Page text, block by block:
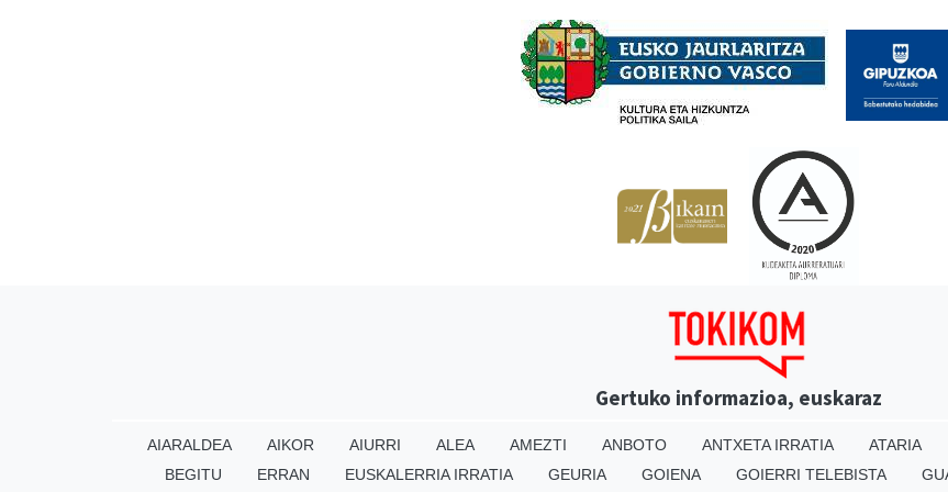
Gertuko informazioa, euskaraz
AIARALDEA AIKOR AIURRI ALEA AMEZTI ANBOTO ANTXETA IRRATIA ATARIA
BEGITU
ERRAN EUSKALERRIA IRRATIA GEURIA GOIENA GOIERRI TELEBISTA